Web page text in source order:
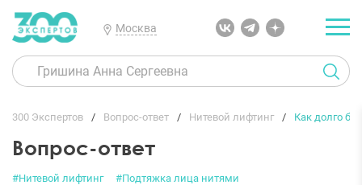
Москва
300 Экспертов Вопрос-ответ Нитевой лифтинг Как долго
Вопрос-ответ
#Нитевой лифтинг #Подтяжка лица нитями